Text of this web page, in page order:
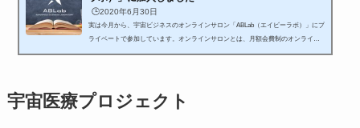
🕒️2020年6月30日
実は今月から、宇宙ビジネスのオンラインサロン「ABLab（エイビーラボ）」にプ
ライベートで参加しています。オンラインサロンとは、月額会費制のオンライン
上のコミュニティの総称です。オンラインサロンに加入したのは今回が初めてで
こで今日は、宇宙ビジネスのコミュニティ「ABLab（エイビーラボ）」について紹
介したいと思います。ABLab（エイビーラボ）ABLab（エイビーラボ）...
宇宙医療プロジェクト